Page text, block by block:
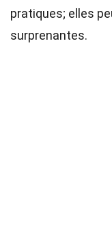
pratiques; elles
surprenantes.